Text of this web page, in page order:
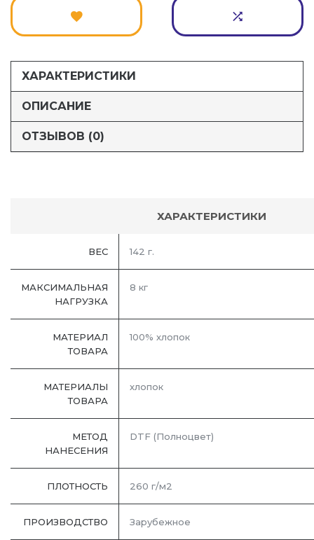
ХАРАКТЕРИСТИКИ
ОПИСАНИЕ
ОТЗЫВОВ (0)
ХАРАКТЕРИСТИКИ
ВЕС 142 г.
МАКСИМАЛЬНАЯ
НАГРУЗКА
8 кг
МАТЕРИАЛ
ТОВАРА
100% хлопок
МАТЕРИАЛЫ
ТОВАРА
хлопок
МЕТОД
НАНЕСЕНИЯ
DTF (Полноцвет)
ПЛОТНОСТЬ 260 г/м2
ПРОИЗВОДСТВО Зарубежное